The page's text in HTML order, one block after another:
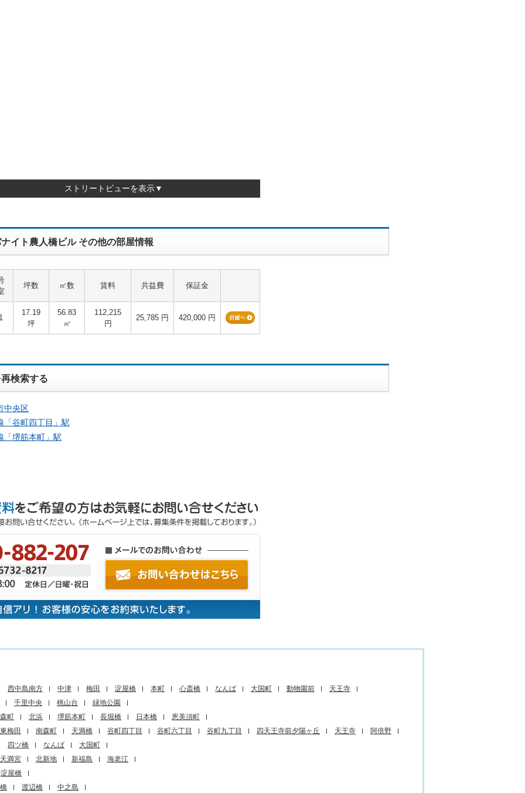
ストリートビューを表示▼
イト農人橋ビル その他の部屋情報
坪数 ㎡数 賃料 共益費 保証金
17.19
坪
56.83
㎡
112,215
円
25,785 円 420,000 円
検索する
中央区
「谷町四丁目 」駅
「堺筋本町 」駅
西中島南方 中津 梅田 淀屋橋 本町 心斎橋 なんば 大国町 動物園前
天王寺
千里中央
桃山台
緑地公園
町
北浜 堺筋本町 長堀橋 日本橋
恵美須町
東梅田
南森町 天満橋 谷町四丁目 谷町六丁目 谷町九丁目 四天王寺前夕陽ヶ丘 天王寺
阿倍野
四ツ橋
なんば
大国町
満宮
北新地 新福島
海老江
淀屋橋
渡辺橋 中之島